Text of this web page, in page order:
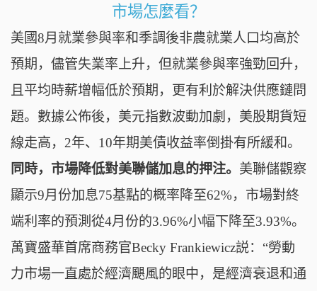
市場怎麼看？
美國8月就業參與率和季調後非農就業人口均高於
預期，儘管失業率上升，但就業參與率強勁回升，
且平均時薪增幅低於預期， 更有利於解決供應鏈問
題。 數據公佈後，美元指數波動加劇，美股期貨短
線走高，2年、10年期美債收益率倒掛有所緩和。
同時，市場降低對美聯儲加息的押注。 美聯儲觀察
顯示9月份加息75基點的概率降至62%， 市場對終
端利率的預測從4月份的3.96%小幅下降至3.93%。
萬寶盛華首席商務官Becky Frankiewicz説：“勞動
力市場一直處於經濟颶風的眼中，是經濟衰退和通